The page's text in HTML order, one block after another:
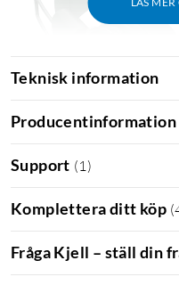
Smidiga reglage för att
Teknisk information
Producentinformation
Support (1)
Komplettera ditt köp (
Fråga Kjell – ställ din